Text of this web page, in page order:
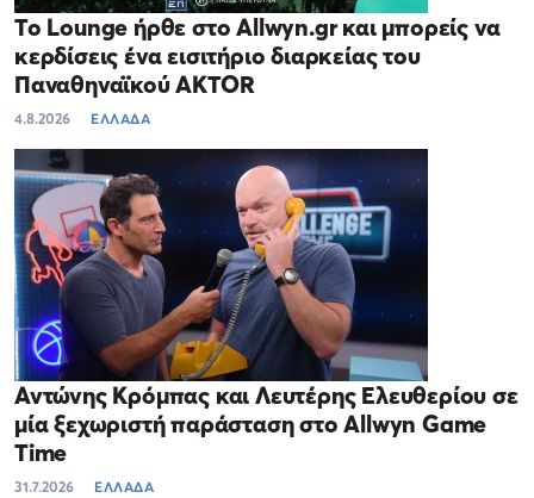
Το Lounge ήρθε στο Allwyn.gr και μπορείς να
κερδίσεις ένα εισιτήριο διαρκείας του
Παναθηναϊκού AKTOR
4.8.2026 ΕΛΛΑΔΑ
Αντώνης Κρόμπας και Λευτέρης Ελευθερίου σε
μία ξεχωριστή παράσταση στο Allwyn Game
Time
31.7.2026 ΕΛΛΑΔΑ